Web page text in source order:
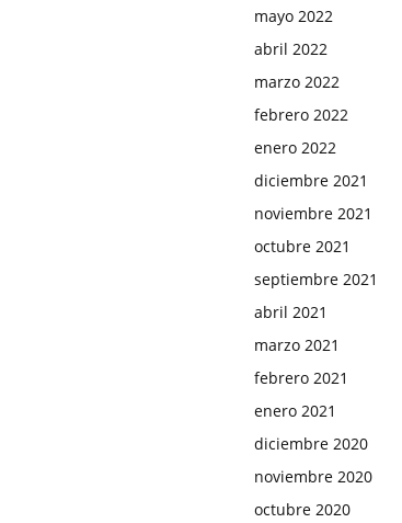
mayo 2022
abril 2022
marzo 2022
febrero 2022
enero 2022
diciembre 2021
noviembre 2021
octubre 2021
septiembre 2021
abril 2021
marzo 2021
febrero 2021
enero 2021
diciembre 2020
noviembre 2020
octubre 2020